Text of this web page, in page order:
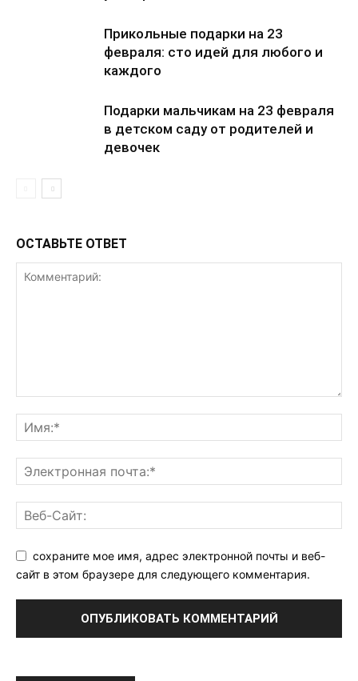
Прикольные подарки на 23
февраля: сто идей для любого и
каждого
Подарки мальчикам на 23 февраля
в детском саду от родителей и
девочек
ОСТАВЬТЕ ОТВЕТ
сохраните мое имя, адрес электронной почты и веб-
сайт в этом браузере для следующего комментария.